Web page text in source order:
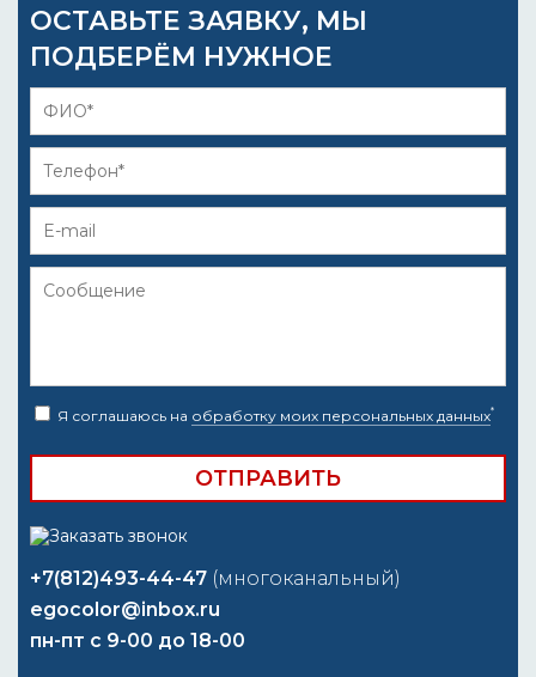
ОСТАВЬТЕ ЗАЯВКУ, МЫ
ПОДБЕРЁМ НУЖНОЕ
Я соглашаюсь на обработку моих персональных данных*
+7(812)493-44-47 (многоканальный)
egocolor@inbox.ru
пн-пт с 9-00 до 18-00